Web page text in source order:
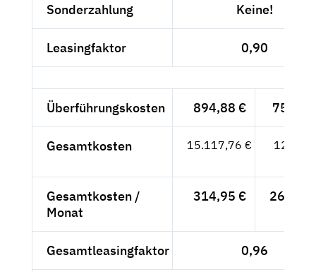
Sonderzahlung Keine!
Leasingfaktor 0,90
Überführungskosten 894,88 € 752,--
Gesamtkosten 15.117,76 €
Gesamtkosten /
Monat
314,95 € 264,67
Gesamtleasingfaktor 0,96